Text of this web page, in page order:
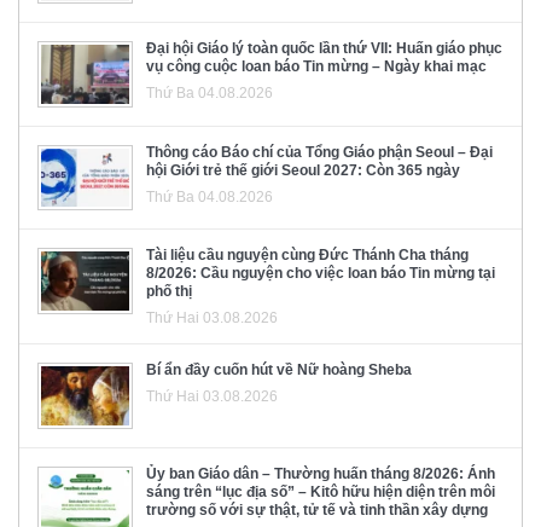
Đại hội Giáo lý toàn quốc lần thứ VII: Huấn giáo phục
vụ công cuộc loan báo Tin mừng – Ngày khai mạc
Thứ Ba 04.08.2026
Thông cáo Báo chí của Tổng Giáo phận Seoul – Đại
hội Giới trẻ thế giới Seoul 2027: Còn 365 ngày
Thứ Ba 04.08.2026
Tài liệu cầu nguyện cùng Đức Thánh Cha tháng
8/2026: Cầu nguyện cho việc loan báo Tin mừng tại
phố thị
Thứ Hai 03.08.2026
Bí ẩn đầy cuốn hút về Nữ hoàng Sheba
Thứ Hai 03.08.2026
Ủy ban Giáo dân – Thường huấn tháng 8/2026: Ánh
sáng trên “lục địa số” – Kitô hữu hiện diện trên môi
trường số với sự thật, tử tế và tinh thần xây dựng